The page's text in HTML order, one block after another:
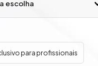
para profissionais